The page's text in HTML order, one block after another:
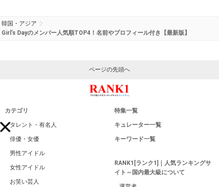
韓国・アジア
Girl’s Dayのメンバー人気順TOP4！名前やプロフィール付き【最新版】
ページの先頭へ
カテゴリ
タレント・有名人
俳優・女優
男性アイドル
女性アイドル
お笑い芸人
特集一覧
キュレーター一覧
キーワード一覧
RANK1[ランク1]｜人気ランキングサ
イト～国内最大級について